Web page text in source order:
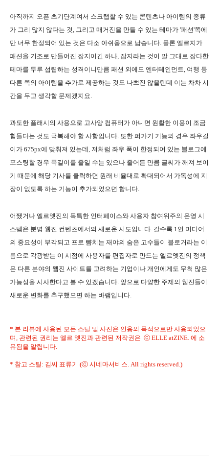
아직까지 오픈 초기단계여서 스크랩할 수 있는 콘텐츠나 아이템의 종류
가 그리 많지 않다는 것, 그리고 매거진을 만들 수 있는 테마가 '패션'쪽에
만 너무 한정되어 있는 것은 다소 아쉬움으로 남습니다. 물론 엘르지가
패션을 기조로 만들어진 잡지이긴 하나, 잡지라는 것이 말 그대로 잡다한
테마를 두루 섭렵하는 성격이니만큼 패션 외에도 엔터테인먼트, 여행 등
다른 쪽의 아이템을 추가로 제공하는 것도 나쁘진 않을텐데 이는 차차 시
간을 두고 생각할 문제겠지요.
과도한 플래시의 사용으로 고사양 컴퓨터가 아니면 원활한 이용이 조금
힘들다는 것도 극복해야 할 사항입니다. 또한 퍼가기 기능의 경우 좌우길
이가 675px에 맞춰져 있는데, 저처럼 좌우 폭이 한정되어 있는 블로그에
포스팅할 경우 폭길이를 줄일 수는 있으나 줄어든 만큼 글씨가 깨져 보이
기 때문에 해당 기사를 클릭하면 원래 비율대로 확대되어서 가독성에 지
장이 없도록 하는 기능이 추가되었으면 합니다.
어쨌거나 엘르엣진의 독특한 인터페이스와 사용자 참여위주의 운영 시
스템은 분명 웹진 컨텐츠에서의 새로운 시도입니다. 갈수록 1인 미디어
의 중요성이 부각되고 프로 뺨치는 재야의 숨은 고수들이 블로거라는 이
름으로 각광받는 이 시점에 사용자를 편집자로 만드는 엘르엣진의 정책
은 다른 분야의 웹진 사이트를 고려하는 기업이나 개인에게도 무척 많은
가능성을 시사한다고 볼 수 있겠습니다. 앞으로 다양한 주제의 웹진들이
새로운 변화를 추구했으면 하는 바램입니다.
* 본 리뷰에 사용된 모든 스틸 및 사진은 인용의 목적으로만 사용되었으
며, 관련된 권리는 엘르 엣진과 관련된 저작권은 ⓒ ELLE atZINE. 에 소
유됨을 알립니다.
* 참고 스틸: 김씨 표류기 (ⓒ 시네마서비스. All rights reserved.)